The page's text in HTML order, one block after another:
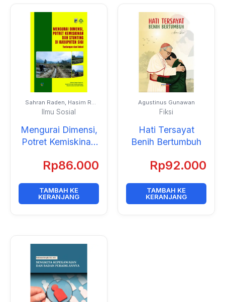
Sahran Raden, Hasim R,
Rusdin Ahmad, Taufik
Lasenggo,Rachmawati,
Ilmu Sosial
Mengurai Dimensi,
Potret Kemiskinan
Kabupaten Sigi:
Solusi
Rp86.000
TAMBAH KE
KERANJANG
Agustinus Gunawan
Fiksi
Hati Tersayat
Benih Bertumbuh
Rp92.000
TAMBAH KE
KERANJANG